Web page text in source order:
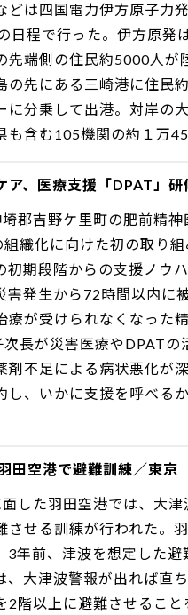
どは四国電力伊方原子力
日程で行った。伊方原発
先端側の住民約5000人が
の先にある三崎港に住民
に分乗して出港。対岸の
も含む105機関の約１万
ア、医療支援「DPAT」研
郡吉野ケ里町の肥前精
織化に向けた初の取り
初期段階からの支援ノウ
害発生から72時間以内に
療が受けられなくなった
長が災害医療やDPAT
剤不足による病状悪化が
し、いかに支援を呼べる
田空港で避難訓練／東京
した羽田空港では、大
させる訓練が行われた。
3年前、津波を想定した
、大津波警報が出れば直
2階以上に避難させるこ